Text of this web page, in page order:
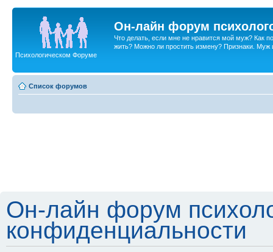
Он-лайн форум
Что делать, если мне не нравится мой муж? Как
жить? Можно ли простить измену? Признаки. Муж
Психологическом Форуме
Список форумов
Он-лайн форум
конфиденциальности